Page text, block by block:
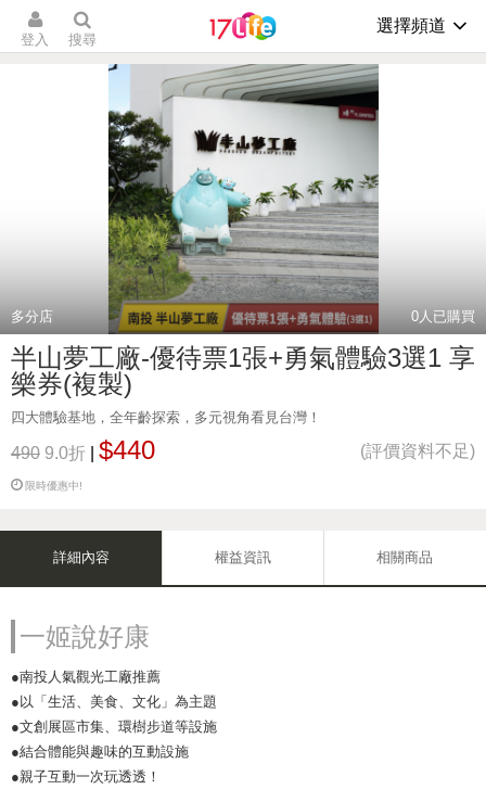
登入 搜尋
選擇頻道
多分店 0人已購買
半山夢工廠-優待票1張+勇氣體驗3選1 享
樂券(複製)
四大體驗基地，全年齡探索，多元視角看見台灣！
490 9.0折 $440 (評價資料不足)
限時優惠中!
詳細內容 權益資訊 相關商品
一姬說好康
●南投人氣觀光工廠推薦
●以「生活、美食、文化」為主題
●文創展區市集、環樹步道等設施
●結合體能與趣味的互動設施
●親子互動一次玩透透！